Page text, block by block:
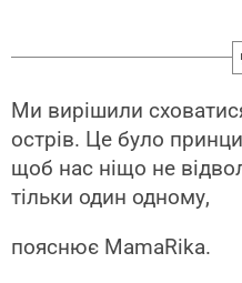
Ми вирішили
острів. Це було
щоб нас ніщо не
тільки один одному,
пояснює MamaRika.